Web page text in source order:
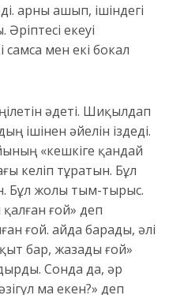
Қарны ашып, ішіндегі
екеуі
самса мен екі бокал
әдеті. Шиқылдап
ішінен әйелін іздеді.
«кешкіге қандай
келіп тұратын. Бұл
Бұл жолы тым-тырыс.
ғой» деп
ғой. Қайда барады, әлі
бар, жазады ғой»
Сонда да, әр
ма екен?» деп